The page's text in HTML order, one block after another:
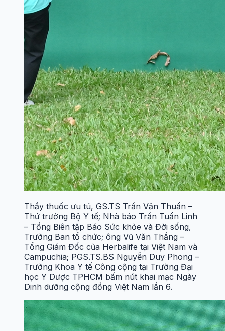
Thầy thuốc ưu tú, GS.TS Trần Văn Thuấn –
Thứ trưởng Bộ Y tế; Nhà báo Trần Tuấn Linh
– Tổng Biên tập Báo Sức khỏe và Đời sống,
Trưởng Ban tổ chức; ông Vũ Văn Thắng –
Tổng Giám Đốc của Herbalife tại Việt Nam và
Campuchia; PGS.TS.BS Nguyễn Duy Phong –
Trưởng Khoa Y tế Công cộng tại Trường Đại
học Y Dược TPHCM bấm nút khai mạc Ngày
Dinh dưỡng cộng đồng Việt Nam lần 6.